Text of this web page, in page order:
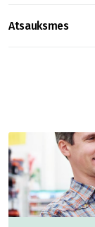
Atsauksmes